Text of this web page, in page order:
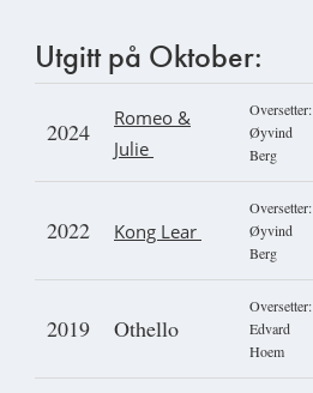
Utgitt på Oktober:
2024
Romeo &
Julie
Oversetter:
Øyvind
Berg
2022 Kong Lear
Oversetter:
Øyvind
Berg
2019 Othello
Oversetter:
Edvard
Hoem